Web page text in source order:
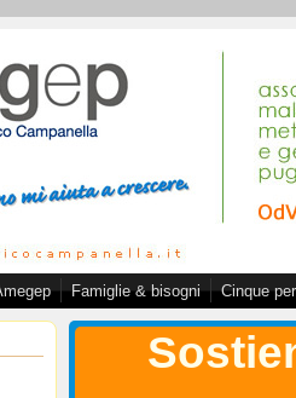
Famiglie & bisogni Cinque